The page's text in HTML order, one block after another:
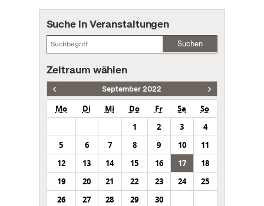
Suche in Veranstaltungen
Suchen
Zeitraum wählen
September 2022
Mo Di Mi Do Fr Sa
So
1
2 3
4
5
6 7 8 9 10
11
12
13 14 15 16 17
18
19
20 21 22 23 24
25
26
27 28 29 30